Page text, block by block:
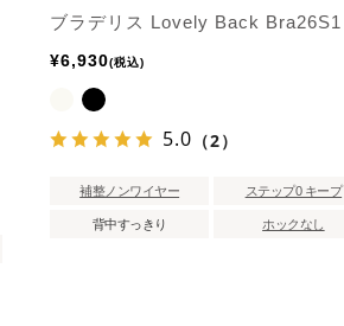
ブラデリス Lovely Back Bra26S1
¥6,930 税込
5.0 （2）
補整ノンワイヤー ステップ0 キープ
背中すっきり ホックなし